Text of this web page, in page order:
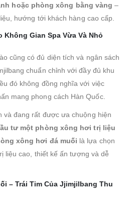
hoặc phòng xông bằng vàng –
hướng tới khách hàng cao cấp.
Không Gian Spa Vừa Và Nhỏ
cũng có đủ diện tích và ngân sách
chuẩn chỉnh với đầy đủ khu
đó không đồng nghĩa với việc
mang phong cách Hàn Quốc.
và đang rất được ưa chuộng hiện
tư một phòng xông hơi trị liệu
xông hơi đá muối là lựa chọn
liệu cao, thiết kế ấn tượng và dễ
– Trái Tim Của Jjimjilbang Thu